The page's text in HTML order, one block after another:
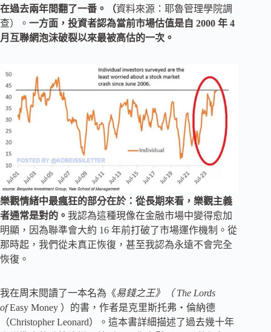
在過去兩年間翻了一番。（資料來源：耶魯管理學院調
查）。 一方面，投資者認為當前市場估值是自 2000 年 4
月互聯網泡沫破裂以來最被高估的一次。
樂觀情緒中最瘋狂的部分在於：從長期來看，樂觀主義
者通常是對的。 我認為這種現像在金融市場中變得愈加
明顯，因為聯準會大約 16 年前打破了市場運作機制。從
那時起，我們從未真正恢復，甚至我認為永遠不會完全
恢復。
我在周末閱讀了一本名為《易錢之王》（ The Lords
ofEasy Money ）的書，作者是克里斯托弗・倫納德
（Christopher Leonard）。這本書詳細描述了過去幾十年